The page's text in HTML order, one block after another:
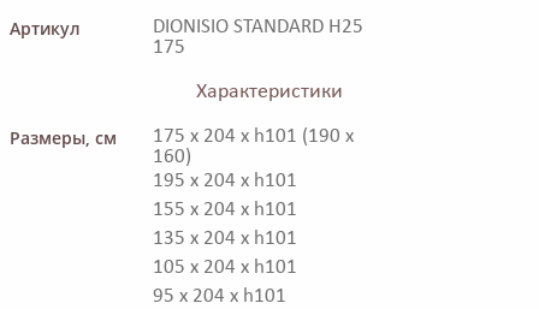
Артикул
DIONISIO STANDARD H25
175
Характеристики
Размеры, см
175 x 204 x h101 (190 x
160)
195 x 204 x h101
155 x 204 x h101
135 x 204 x h101
105 x 204 x h101
95 x 204 x h101